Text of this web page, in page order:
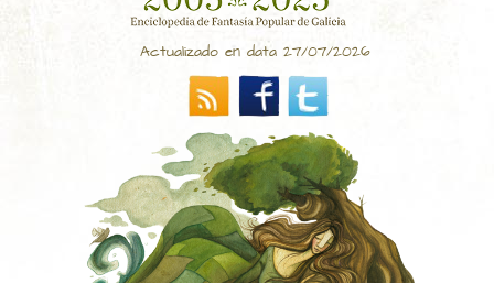
Actualizado en data 27/07/2026